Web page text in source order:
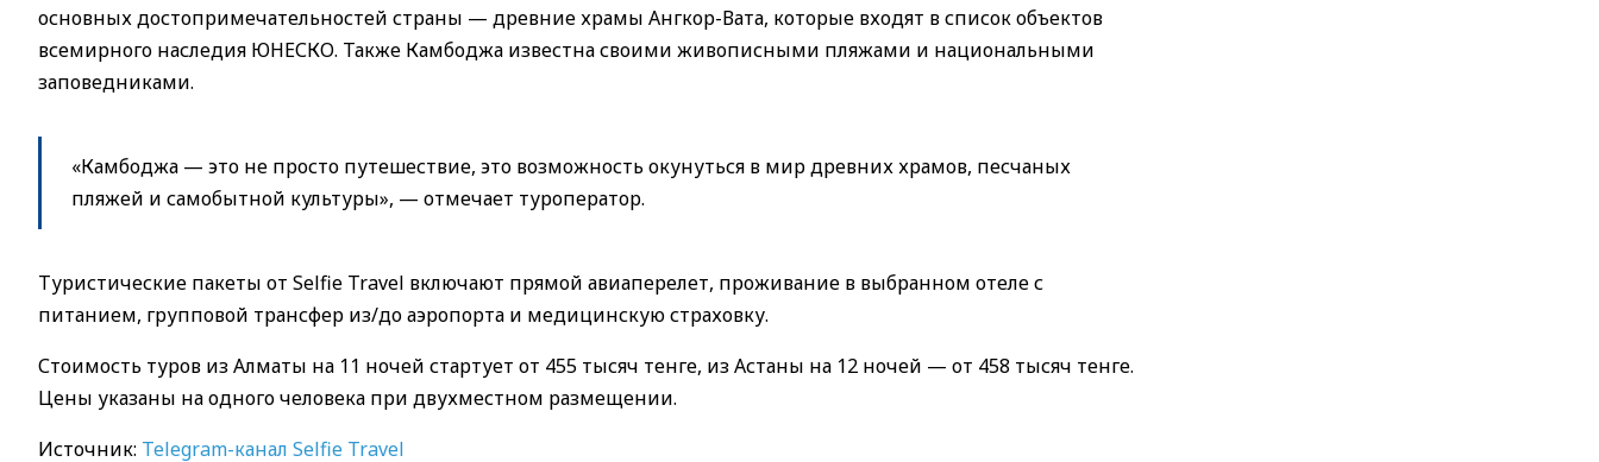
основных достопримечательностей страны — древние храмы Ангкор-Вата, которые входят в список объектов
всемирного наследия ЮНЕСКО. Также Камбоджа известна своими живописными пляжами и национальными
заповедниками.
«Камбоджа — это не просто путешествие, это возможность окунуться в мир древних храмов, песчаных
пляжей и самобытной культуры», — отмечает туроператор.
Туристические пакеты от Selfie Travel включают прямой авиаперелет, проживание в выбранном отеле с
питанием, групповой трансфер из/до аэропорта и медицинскую страховку.
Стоимость туров из Алматы на 11 ночей стартует от 455 тысяч тенге, из Астаны на 12 ночей — от 458 тысяч тенге.
Цены указаны на одного человека при двухместном размещении.
Источник: Telegram-канал Selfie Travel